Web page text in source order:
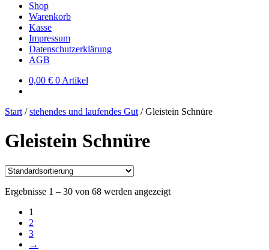
Shop
Warenkorb
Kasse
Impressum
Datenschutzerklärung
AGB
0,00 € 0 Artikel
Start /stehendes und laufendes Gut /Gleistein Schnüre
Gleistein Schnüre
Ergebnisse 1 – 30 von 68 werden angezeigt
1
2
3
→